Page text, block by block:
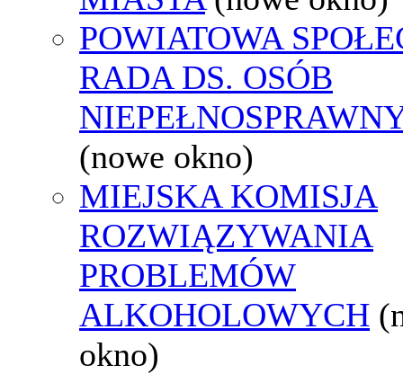
POWIATOWA
RADA DS. OSÓB
(nowe okno)
MIEJSKA KOMISJA
ROZWIĄZYWANIA
PROBLEMÓW
ALKOHOLOWYCH
okno)